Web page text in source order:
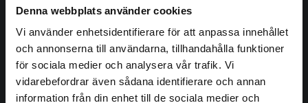
Denna webbplats använder cookies
Vi använder enhetsidentifierare för att anpassa innehållet
och annonserna till användarna, tillhandahålla funktioner
för sociala medier och analysera vår trafik. Vi
vidarebefordrar även sådana identifierare och annan
information från din enhet till de sociala medier och
SÄKERHETSSKYDD, RÅDGIVNING OCH ANALYSER
UTBILDNINGAR